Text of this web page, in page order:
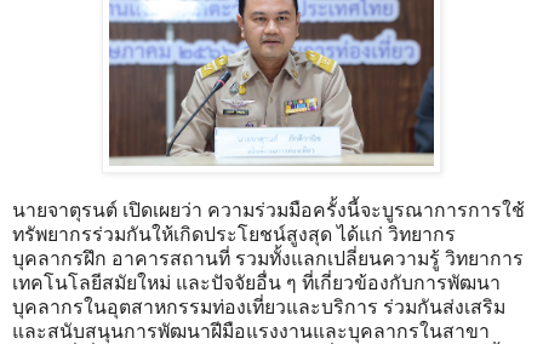
นายจาตุรนต์ เปิดเผยว่า ความร่วมมือครั้งนี้จะบูรณาการการใช้
ทรัพยากรร่วมกันให้เกิดประโยชน์สูงสุด ได้แก่ วิทยากร
บุคลากรฝึก อาคารสถานที่ รวมทั้งแลกเปลี่ยนความรู้ วิทยาการ
เทคโนโลยีสมัยใหม่ และปัจจัยอื่น ๆ ที่เกี่ยวข้องกับการพัฒนา
บุคลากรในอุตสาหกรรมท่องเที่ยวและบริการ ร่วมกันส่งเสริม
และสนับสนุนการพัฒนาฝีมือแรงงานและบุคลากรในสาขา